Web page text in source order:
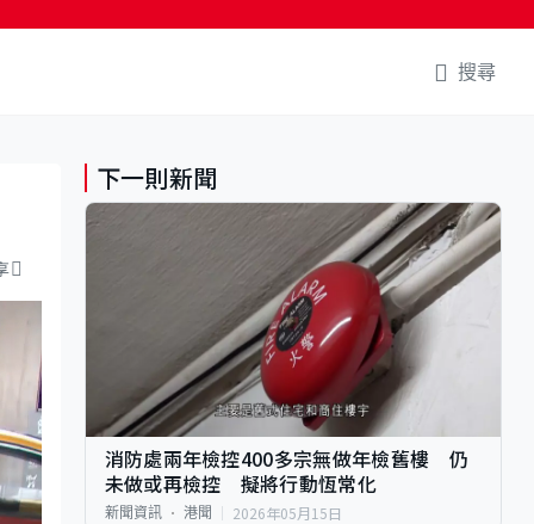
搜尋
下一則新聞
消防處兩年檢控400多宗無做年檢舊樓 仍
未做或再檢控 擬將行動恆常化
新聞資訊 港聞 2026年05月15日